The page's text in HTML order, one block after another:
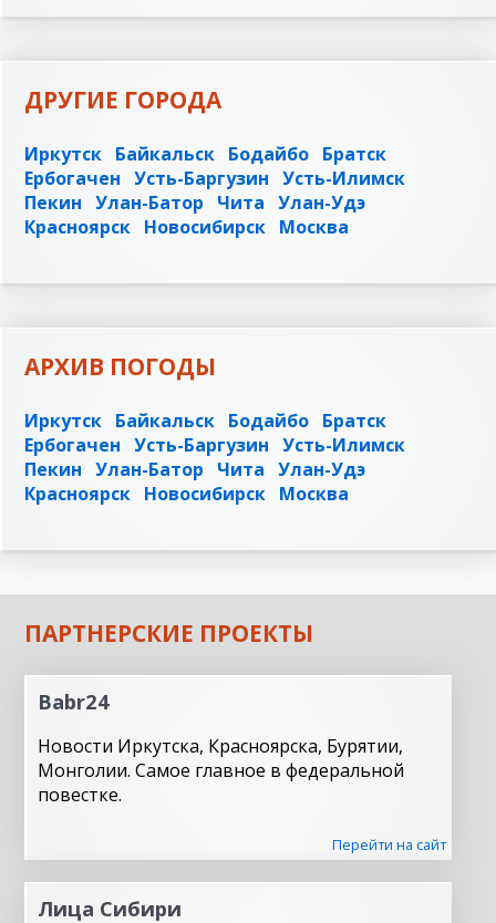
ДРУГИЕ ГОРОДА
Иркутск Байкальск Бодайбо Братск
Ербогачен Усть-Баргузин Усть-Илимск
Пекин Улан-Батор Чита Улан-Удэ
Красноярск Новосибирск Москва
АРХИВ ПОГОДЫ
Иркутск Байкальск Бодайбо Братск
Ербогачен Усть-Баргузин Усть-Илимск
Пекин Улан-Батор Чита Улан-Удэ
Красноярск Новосибирск Москва
ПАРТНЕРСКИЕ ПРОЕКТЫ
Babr24
Новости Иркутска, Красноярска, Бурятии,
Монголии. Самое главное в федеральной
повестке.
Перейти на сайт
Лица Сибири